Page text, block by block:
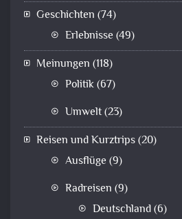
Geschichten (74)
Erlebnisse (49)
Meinungen (118)
Politik(67)
Umwelt(23)
Reisen und Kurztrips(20)
Ausflüge (9)
Radreisen (9)
Deutschland(6)